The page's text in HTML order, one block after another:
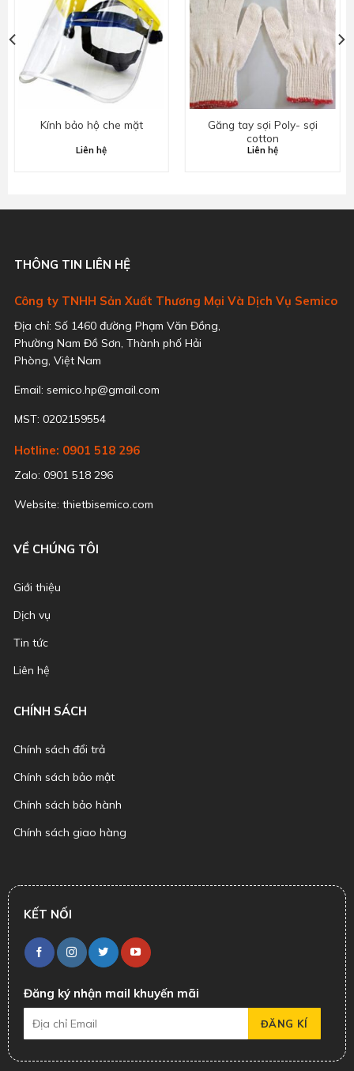
Kính bảo hộ che mặt
Liên hệ
Găng tay sợi Poly- sợi
cotton
Liên hệ
THÔNG TIN LIÊN HỆ
Công ty TNHH Sản Xuất Thương Mại Và Dịch Vụ Semico
Địa chỉ: Số 1460 đường Phạm Văn Đồng,
Phường Nam Đồ Sơn, Thành phố Hải
Phòng, Việt Nam
Email: semico.hp@gmail.com
MST: 0202159554
Hotline: 0901 518 296
Zalo: 0901 518 296
Website: thietbisemico.com
VỀ CHÚNG TÔI
Giới thiệu
Dịch vụ
Tin tức
Liên hệ
CHÍNH SÁCH
Chính sách đổi trả
Chính sách bảo mật
Chính sách bảo hành
Chính sách giao hàng
KẾT NỐI
Đăng ký nhận mail khuyến mãi